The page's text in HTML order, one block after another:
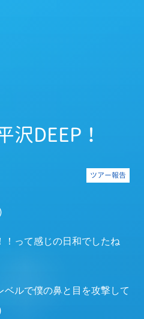
DEEP！
ツアー報告
！って感じの日和でしたね
ベルで僕の鼻と目を攻撃して